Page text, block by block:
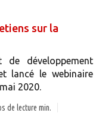
sur la
de développement
lancé le webinaire
2020.
de lecture min.